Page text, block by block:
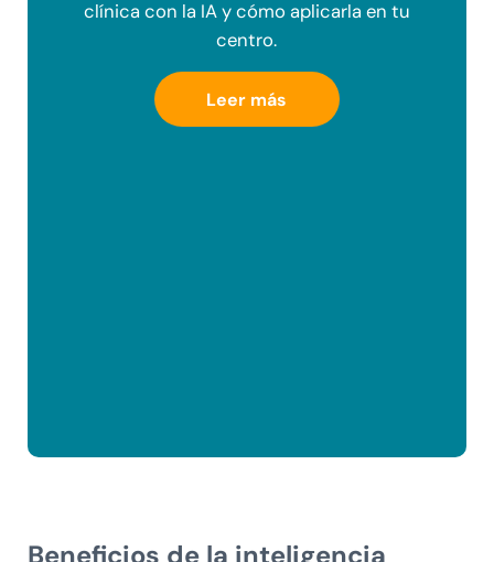
clínica con la IA y cómo aplicarla en tu
centro.
Leer más
Beneficios de la inteligencia